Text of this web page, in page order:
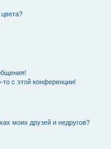
то с этой конференции!
моих друзей и недругов?